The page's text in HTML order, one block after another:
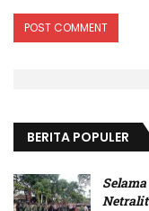
BERITA POPULER